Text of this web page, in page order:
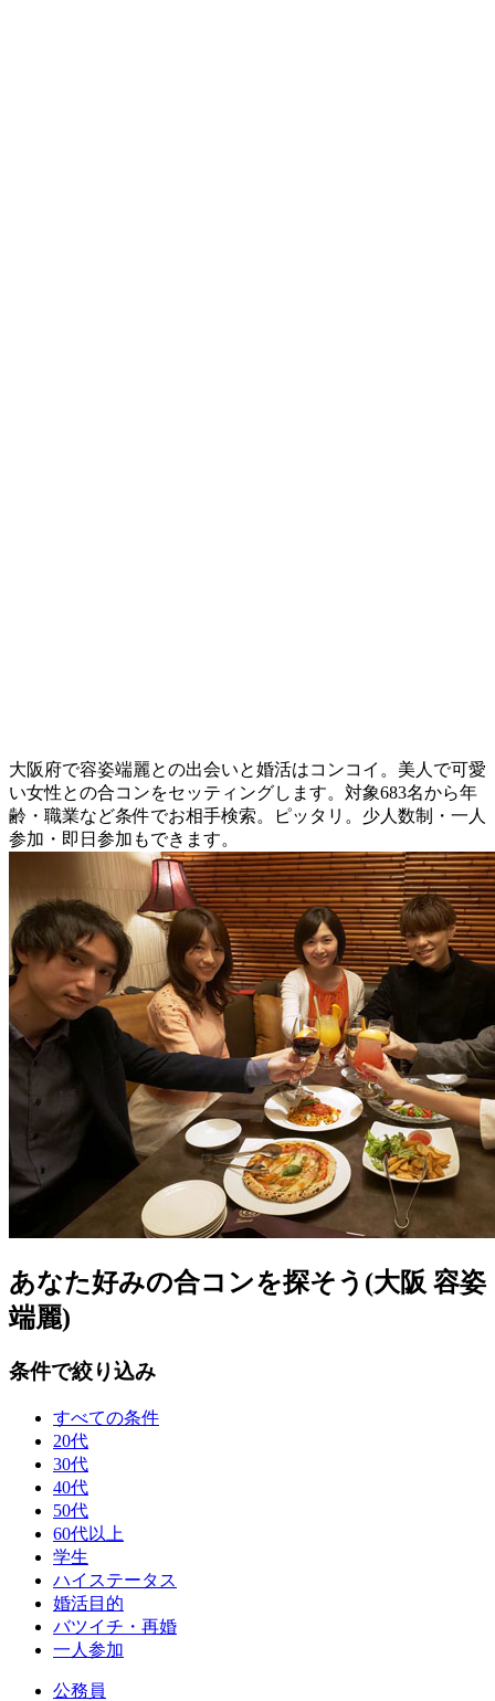
大阪府で容姿端麗との出会いと婚活はコンコイ。美人で可愛
い女性との合コンをセッティングします。対象683名から年
齢・職業など条件でお相手検索。ピッタリ。少人数制・一人
参加・即日参加もできます。
あなた好みの合コンを探そう(大阪 容姿
端麗)
条件で絞り込み
すべての条件
20代
30代
40代
50代
60代以上
学生
ハイステータス
婚活目的
バツイチ・再婚
一人参加
公務員